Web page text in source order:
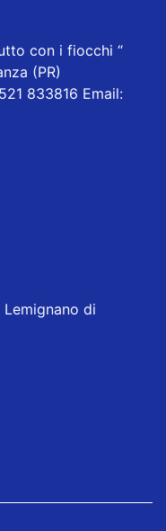
con i fiocchi “
(PR)
833816 Email:
di